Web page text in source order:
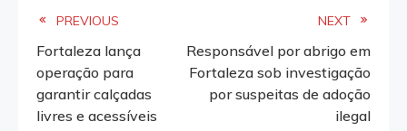
Read
more
articles
PREVIOUS
Fortaleza lança
operação para
garantir calçadas
livres e acessíveis
NEXT
Responsável por abrigo em
Fortaleza sob investigação
por suspeitas de adoção
ilegal